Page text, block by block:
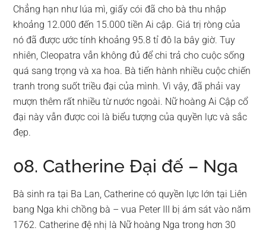
Chẳng hạn như lúa mì, giấy cói đã cho bà thu nhập
khoảng 12.000 đến 15.000 tiền Ai cập. Giá trị ròng của
nó đã được ước tính khoảng 95.8 tỉ đô la bây giờ. Tuy
nhiên, Cleopatra vẫn không đủ để chi trả cho cuộc sống
quá sang trọng và xa hoa. Bà tiến hành nhiều cuộc chiến
tranh trong suốt triều đại của mình. Vì vậy, đã phải vay
mượn thêm rất nhiều từ nước ngoài. Nữ hoàng Ai Cập cổ
đại này vẫn được coi là biểu tượng của quyền lực và sắc
đẹp.
08. Catherine Đại đế – Nga
Bà sinh ra tại Ba Lan, Catherine có quyền lực lớn tại Liên
bang Nga khi chồng bà – vua Peter III bị ám sát vào năm
1762. Catherine đệ nhị là Nữ hoàng Nga trong hơn 30